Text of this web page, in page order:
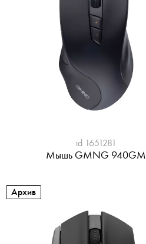
id 1651281
Мышь GMNG 940GM
Архив